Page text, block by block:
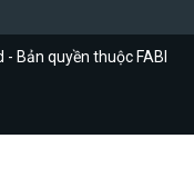
Bản quyền thuộc FABI